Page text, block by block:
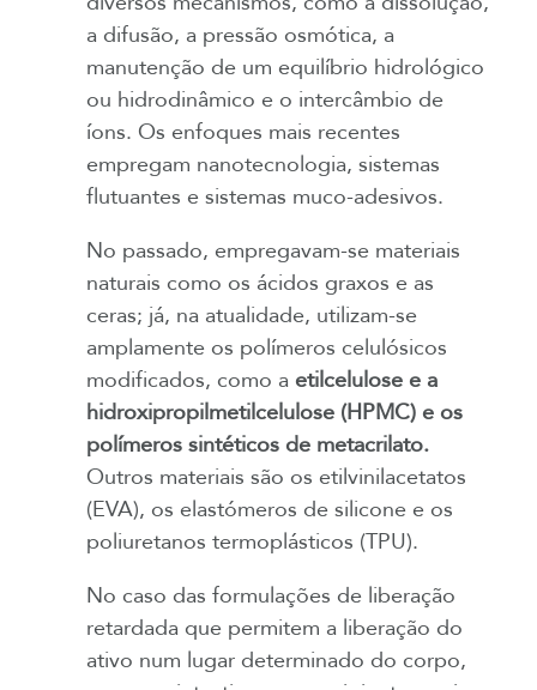
a difusão, a pressão osmótica, a
manutenção de um equilíbrio hidrológico
ou hidrodinâmico e o intercâmbio de
íons. Os enfoques mais recentes
empregam nanotecnologia, sistemas
flutuantes e sistemas muco-adesivos.
No passado, empregavam-se materiais
naturais como os ácidos graxos e as
ceras; já, na atualidade, utilizam-se
amplamente os polímeros celulósicos
modificados, como a etilcelulose e a
hidroxipropilmetilcelulose (HPMC) e os
polímeros sintéticos de metacrilato.
Outros materiais são os etilvinilacetatos
(EVA), os elastómeros de silicone e os
poliuretanos termoplásticos (TPU).
No caso das formulações de liberação
retardada que permitem a liberação do
ativo num lugar determinado do corpo,